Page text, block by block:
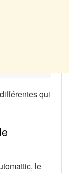
qui
le